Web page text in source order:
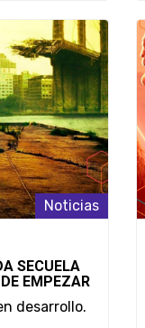
Noticias
SECUELA
EMPEZAR
desarrollo.